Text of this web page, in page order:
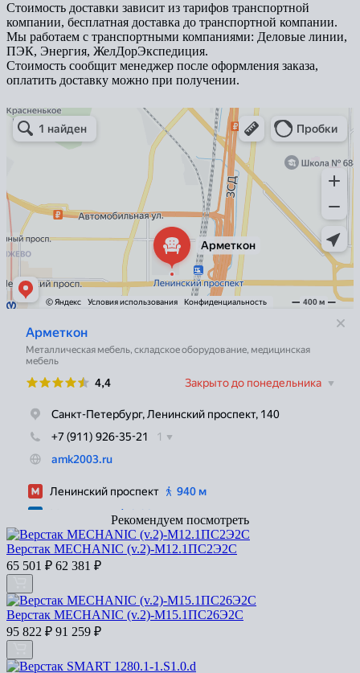
Стоимость доставки зависит из тарифов транспортной
компании, бесплатная доставка до транспортной компании.
Мы работаем с транспортными компаниями: Деловые линии,
ПЭК, Энергия, ЖелДорЭкспедиция.
Стоимость сообщит менеджер после оформления заказа,
оплатить доставку можно при получении.
Арметкон
Металлическая мебель в Санкт‑Петербурге
Торговое оборудование в Санкт‑Петербурге
Рекомендуем посмотреть
Верстак MECHANIC (v.2)-М12.1ПС2Э2С
65 501 ₽ 62 381 ₽
Верстак MECHANIC (v.2)-М15.1ПС26Э2С
95 822 ₽ 91 259 ₽